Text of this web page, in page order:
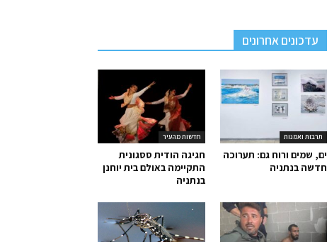
עדכונים אחרונים
חדשות מהעיר
חגיגה הודית ססגונית
התקיימה באולם בית יוחנן
בנתניה
תרבות ואמנות
ים, שמים ורוח גם: תערוכה
חדשה בנתניה